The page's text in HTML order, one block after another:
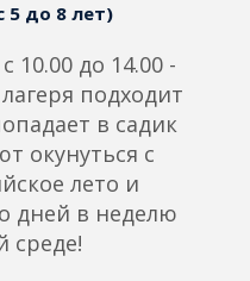
5 до 8 лет)
10.00 до 14.00 -
подходит
в садик
окунуться с
лето и
дней в неделю
среде!